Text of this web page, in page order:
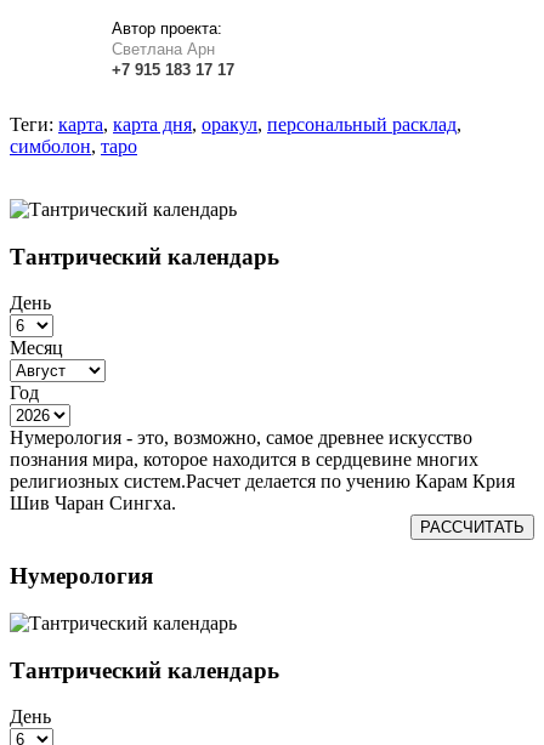
Автор проекта:
Светлана Арн
+7 915 183 17 17
Теги: карта, карта дня, оракул, персональный расклад,
симболон, таро
Тантрический календарь
День
Месяц
Год
Нумерология - это, возможно, самое древнее искусство
познания мира, которое находится в сердцевине многих
религиозных систем.Расчет делается по учению Карам Крия
Шив Чаран Сингха.
РАССЧИТАТЬ
Нумерология
Тантрический календарь
День